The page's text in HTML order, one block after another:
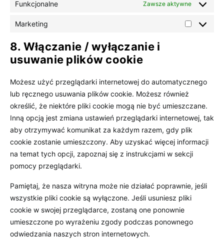
Funkcjonalne Zawsze aktywne
Marketing Marketing
8. Włączanie / wyłączanie i
usuwanie plików cookie
Możesz użyć przeglądarki internetowej do automatycznego
lub ręcznego usuwania plików cookie. Możesz również
określić, że niektóre pliki cookie mogą nie być umieszczane.
Inną opcją jest zmiana ustawień przeglądarki internetowej, tak
aby otrzymywać komunikat za każdym razem, gdy plik
cookie zostanie umieszczony. Aby uzyskać więcej informacji
na temat tych opcji, zapoznaj się z instrukcjami w sekcji
pomocy przeglądarki.
Pamiętaj, że nasza witryna może nie działać poprawnie, jeśli
wszystkie pliki cookie są wyłączone. Jeśli usuniesz pliki
cookie w swojej przeglądarce, zostaną one ponownie
umieszczone po wyrażeniu zgody podczas ponownego
odwiedzania naszych stron internetowych.